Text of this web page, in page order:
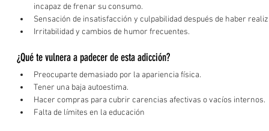
incapaz de frenar su consumo.
Sensación de insatisfacción y culpabilidad después de haber
Irritabilidad y cambios de humor frecuentes.
¿Qué te vulnera a padecer de esta adicción?
Preocuparte demasiado por la apariencia física.
Tener una baja autoestima.
Hacer compras para cubrir carencias afectivas o vacíos internos.
Falta de límites en la educación